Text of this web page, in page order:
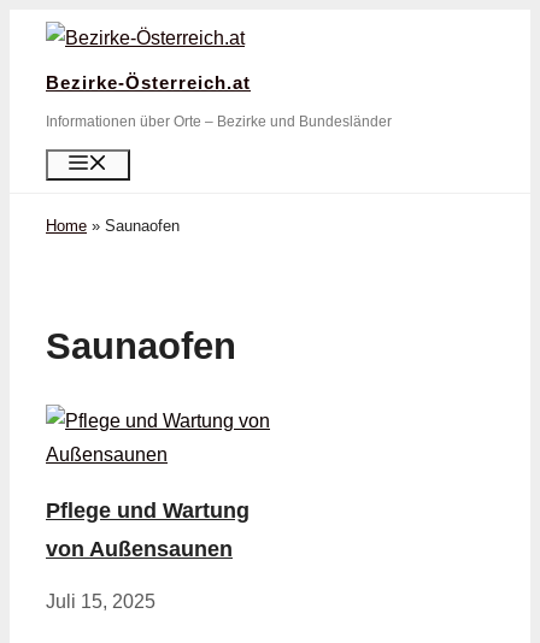
Zum
springen
Bezirke-Österreich.at
Informationen über Orte – Bezirke und Bundesländer
Home » Saunaofen
Saunaofen
Pflege und Wartung
von Außensaunen
Juli 15, 2025